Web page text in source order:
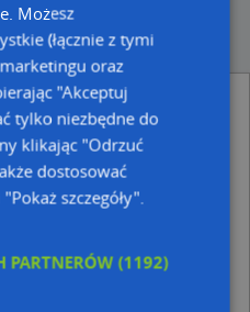
Transportowa
Przemysł, Firmy w
Lekarska, ul. ks.
Krosno
Chorób Narządu Ruchu,
Lwowska 5, 38-400
Możesz
(łącznie z tymi
oraz
"Akceptuj
tylko niezbędne do
klikając "Odrzuć
dostosować
szczegóły".
PARTNERÓW(1192)